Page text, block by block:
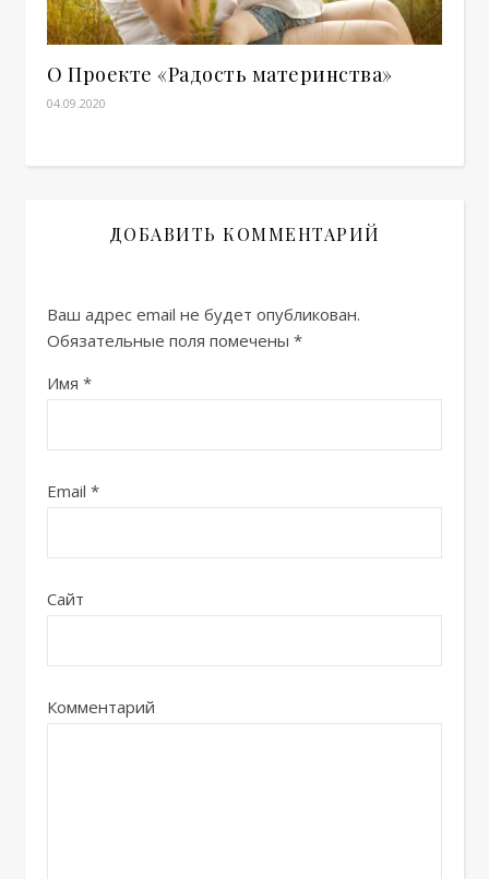
О Проекте «Радость материнства»
04.09.2020
ДОБАВИТЬ КОММЕНТАРИЙ
Ваш адрес email не будет опубликован.
Обязательные поля помечены *
Имя *
Email *
Сайт
Комментарий